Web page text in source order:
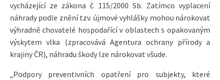
vycházející ze zákona č. 115/2000 Sb. Zatímco vyplacení
náhrady podle znění tzv. újmové vyhlášky mohou nárokovat
výhradně chovatelé hospodařící v oblastech s opakovaným
výskytem vlka (zpracovává Agentura ochrany přírody a
krajiny ČR), náhradu škody lze nárokovat všude.
„Podpory preventivních opatření pro subjekty, které